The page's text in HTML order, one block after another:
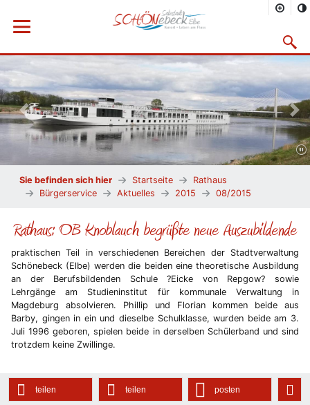
Menü öffnen
Vorheriges Bild
Sie befinden sich hier Startseite
Rathaus
Bürgerservice
Aktuelles 2015 08/2015
Rathaus: OB Knoblauch begrüßte neue Auszubildende
praktischen Teil in verschiedenen Bereichen der Stadtverwaltung
Schönebeck (Elbe) werden die beiden eine theoretische Ausbildung
an der Berufsbildenden Schule ?Eicke von Repgow? sowie
Lehrgänge am Studieninstitut für kommunale Verwaltung in
Magdeburg absolvieren. Phillip und Florian kommen beide aus
Barby, gingen in ein und dieselbe Schulklasse, wurden beide am 3.
Juli 1996 geboren, spielen beide in derselben Schülerband und sind
trotzdem keine Zwillinge.
teilen teilen posten